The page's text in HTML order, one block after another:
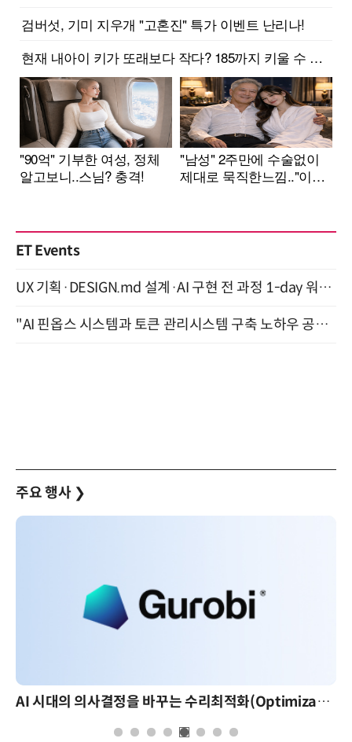
ET Events
UX 기획·DESIGN.md 설계·AI 구현 전 과정 1-day 워크숍 with Claude Code·Codex 9월 15일 개최
"AI 핀옵스 시스템과 토큰 관리시스템 구축 노하우 공개" 잠실 한국광고문화회관 2층 대회의실 (8/21)
주요 행사 ❯
AI 시대의 의사결정을 바꾸는 수리최적화(Optimization): 실제 산업 적용 사례와 활용 전략